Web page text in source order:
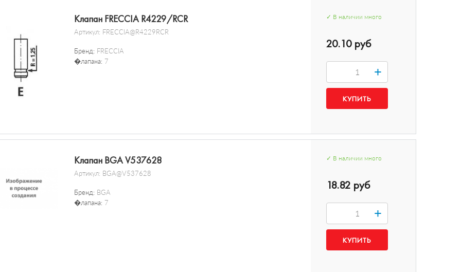
Клапан FRECCIA R4229/RCR
Артикул: FRECCIA@R4229RCR
Бренд: FRECCIA
�лапана: 7
✓ В наличии много
20.10 руб
+
Клапан BGA V537628
Артикул: BGA@V537628
Бренд: BGA
�лапана: 7
✓ В наличии много
18.82 руб
+